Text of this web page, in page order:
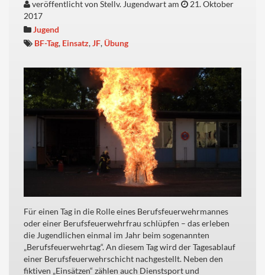
veröffentlicht von Stellv. Jugendwart am
21. Oktober
2017
Jugend
BF-Tag, Einsatz,JF, Übung
Für einen Tag in die Rolle eines Berufsfeuerwehrmannes
oder einer Berufsfeuerwehrfrau schlüpfen – das erleben
die Jugendlichen einmal im Jahr beim sogenannten
„Berufsfeuerwehrtag“. An diesem Tag wird der Tagesablauf
einer Berufsfeuerwehrschicht nachgestellt. Neben den
fiktiven „Einsätzen“ zählen auch Dienstsport und